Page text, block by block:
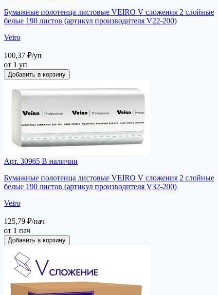
Бумажные полотенца листовые VEIRO V сложения 2 слойные
белые 190 листов (артикул производителя V22-200)
Veiro
100,37 ₽/уп
от 1 уп
Добавить в корзину
Арт. 30965 В наличии
Бумажные полотенца листовые VEIRO V сложения 2 слойные
белые 190 листов (артикул производителя V32-200)
Veiro
125,79 ₽/пач
от 1 пач
Добавить в корзину